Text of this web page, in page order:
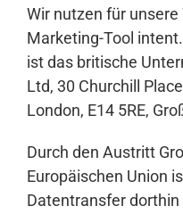
Wir nutzen für unsere
Marketing-Tool
ist das britische
Ltd, 30 Churchill
London, E14 5RE,
Durch den Austritt
Europäischen Union
Datentransfer